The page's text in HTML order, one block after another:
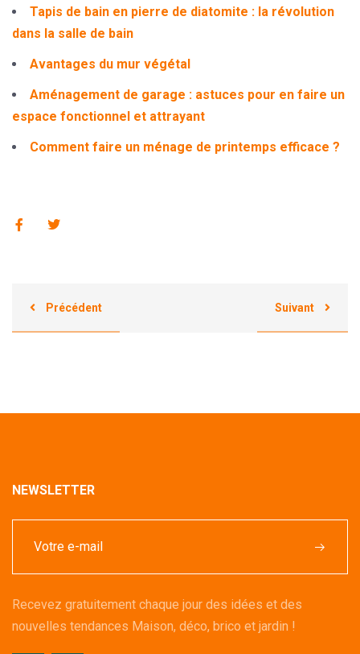
Tapis de bain en pierre de diatomite : la révolution
dans la salle de bain
Avantages du mur végétal
Aménagement de garage : astuces pour en faire un
espace fonctionnel et attrayant
Comment faire un ménage de printemps efficace ?
Précédent Suivant
NEWSLETTER
Recevez gratuitement chaque jour des idées et des
nouvelles tendances Maison, déco, brico et jardin !